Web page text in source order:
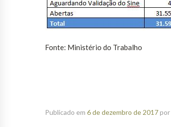
Fonte: Ministério do Trabalho
Publicado em 6 de dezembro de 2017por